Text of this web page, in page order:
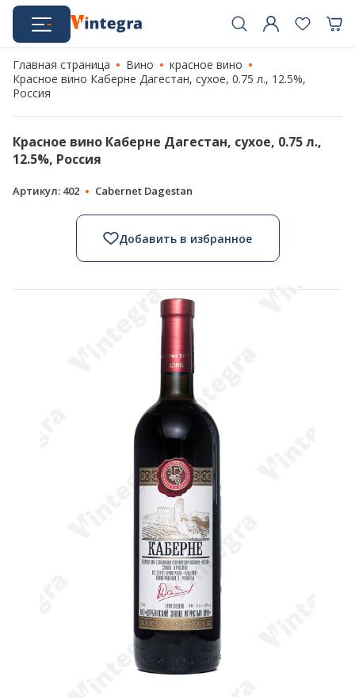
Главная страница Вино
красное вино
Красное вино Каберне Дагестан, сухое, 0.75 л., 12.5%,
Россия
Красное вино Каберне Дагестан, сухое, 0.75 л.,
12.5%, Россия
Артикул: 402 Cabernet Dagestan
Добавить в избранное